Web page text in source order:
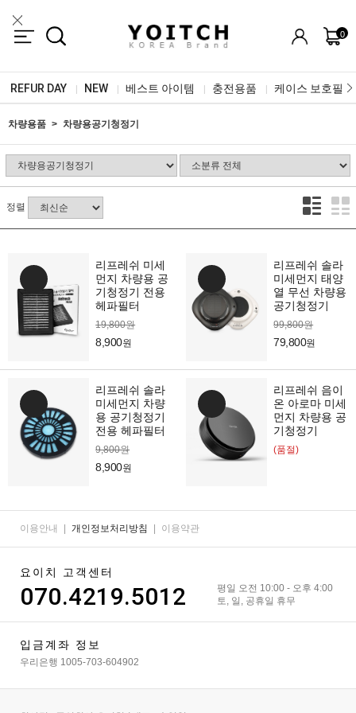
0
REFUR DAY NEW 베스트 아이템 충전용품 케이스 보호필름
차량용품 차량용공기청정기
정렬
리프레쉬 미세
먼지 차량용 공
기청정기 전용
헤파필터
19,800원
8,900원
리프레쉬 솔라
미세먼지 태양
열 무선 차량용
공기청정기
99,800원
79,800원
리프레쉬 솔라
미세먼지 차량
용 공기청정기
전용 헤파필터
9,800원
8,900원
리프레쉬 음이
온 아로마 미세
먼지 차량용 공
기청정기
(품절)
이용안내 개인정보처리방침 이용약관
요이치 고객센터
070.4219.5012
평일 오전 10:00 - 오후 4:00
토, 일, 공휴일 휴무
입금계좌 정보
우리은행 1005-703-604902